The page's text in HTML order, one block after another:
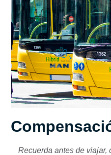
Recuerda antes de viajar,